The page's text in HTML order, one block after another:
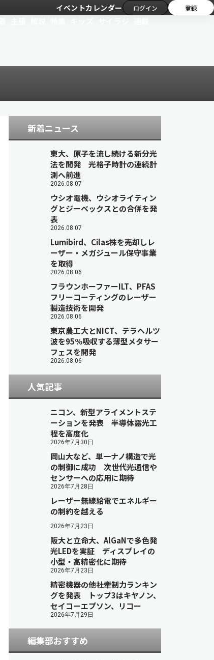
イベントカレンダー ログイン 登録
新着ニュース
東大、原子を流し続ける新分光
法を開発 光格子時計の連続計
測へ前進
2026.08.07
ウシオ電機、ウシオライティン
グとジーベックスとの合併を発
表
2026.08.07
Lumibird、Cilas株を売却しレ
ーザー・メガジュール保守事業
を取得
2026.08.06
フラウンホーファーILT、PFAS
フリーコーティングのレーザー
製造技術を開発
2026.08.06
東京農工大とNICT、テラヘルツ
波を95％吸収する薄型メタサー
フェスを開発
2026.08.06
人気記事
ニコン、新型アライメントステ
ーションを発表 半導体露光工
程を高度化
2026年7月30日
岡山大など、単一ナノ構造で光
の制御に成功 次世代光通信や
センサーへの応用に期待
2026年7月28日
レーザー無線給電でエネルギー
の制約を越える
2026年7月23日
阪大と立命大、AlGaNで多色発
光LEDを実証 ディスプレイの
小型・高精密化に期待
2026年7月23日
精密機器の他社牽制力ランキン
グを発表 トップ3はキヤノン、
セイコーエプソン、リコー
2026年7月29日
編集部おすすめ